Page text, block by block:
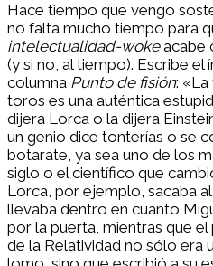
Hace tiempo que vengo
no falta mucho tiempo para
intelectualidad-wokeacabe
(y si no, al tiempo). Escribe el
columna Punto de fisión:
toros es una auténtica
dijera Lorca o la dijera
un genio dice tonterías o se
botarate, ya sea uno de los
siglo o el científico que
Lorca, por ejemplo, sacaba
llevaba dentro en cuanto
por la puerta, mientras que
de la Relatividad no sólo era